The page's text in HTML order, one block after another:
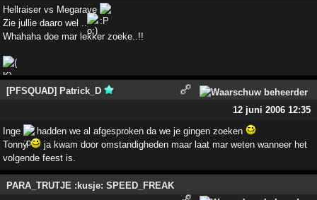
Hellraiser vs Megarave
Zie jullie daaro wel ..
Whahaha doe mar lekker zoeke..!!
[PFSQUAD] Patrick_D
12 juni 2006 12:35
Inge
hadden we al afgesproken da we je gingen zoeken
Tonny
ja kwam door omstandigheden maar laat mar weten wanneer het
volgende feest is.
PARA_TRUTJE :kusje: SPEED_FREAK